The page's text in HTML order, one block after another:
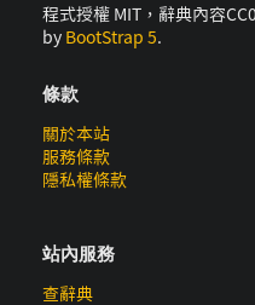
程式授權 MIT，辭典內容
by BootStrap 5.
條款
關於本站
服務條款
隱私權條款
站內服務
查辭典